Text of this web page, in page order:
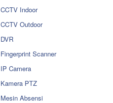
CCTV Indoor
CCTV Outdoor
DVR
Fingerprint Scanner
IP Camera
Kamera PTZ
Mesin Absensi